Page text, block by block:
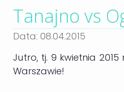
Tanajno vs
Data: 08.04.2015
Jutro, tj. 9 kwietnia
Warszawie!